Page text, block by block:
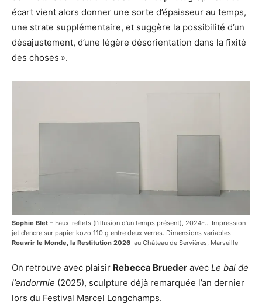
écart vient alors donner une sorte d’épaisseur au temps,
une strate supplémentaire, et suggère la possibilité d’un
désajustement, d’une légère désorientation dans la fixité
des choses ».
Sophie Blet – Faux-reflets (l’illusion d’un temps présent), 2024-… Impression
jet d’encre sur papier kozo 110 g entre deux verres. Dimensions variables –
Rouvrir le Monde, la Restitution 2026 au Château de Servières, Marseille
On retrouve avec plaisir Rebecca Brueder avec Le bal de
l’endormie (2025), sculpture déjà remarquée l’an dernier
lors du Festival Marcel Longchamps.